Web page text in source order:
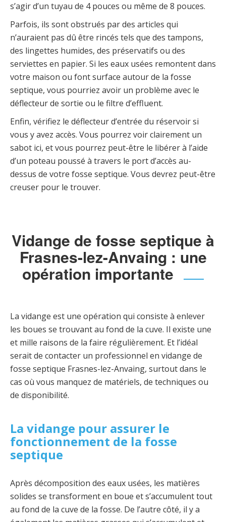
s’agir d’un tuyau de 4 pouces ou même de 8 pouces.
Parfois, ils sont obstrués par des articles qui
n’auraient pas dû être rincés tels que des tampons,
des lingettes humides, des préservatifs ou des
serviettes en papier. Si les eaux usées remontent dans
votre maison ou font surface autour de la fosse
septique, vous pourriez avoir un problème avec le
déflecteur de sortie ou le filtre d’effluent.
Enfin, vérifiez le déflecteur d’entrée du réservoir si
vous y avez accès. Vous pourrez voir clairement un
sabot ici, et vous pourrez peut-être le libérer à l’aide
d’un poteau poussé à travers le port d’accès au-
dessus de votre fosse septique. Vous devrez peut-être
creuser pour le trouver.
Vidange de fosse septique à
Frasnes-lez-Anvaing : une
opération importante
La vidange est une opération qui consiste à enlever
les boues se trouvant au fond de la cuve. Il existe une
et mille raisons de la faire régulièrement. Et l’idéal
serait de contacter un professionnel en vidange de
fosse septique Frasnes-lez-Anvaing, surtout dans le
cas où vous manquez de matériels, de techniques ou
de disponibilité.
La vidange pour assurer le
fonctionnement de la fosse
septique
Après décomposition des eaux usées, les matières
solides se transforment en boue et s’accumulent tout
au fond de la cuve de la fosse. De l’autre côté, il y a